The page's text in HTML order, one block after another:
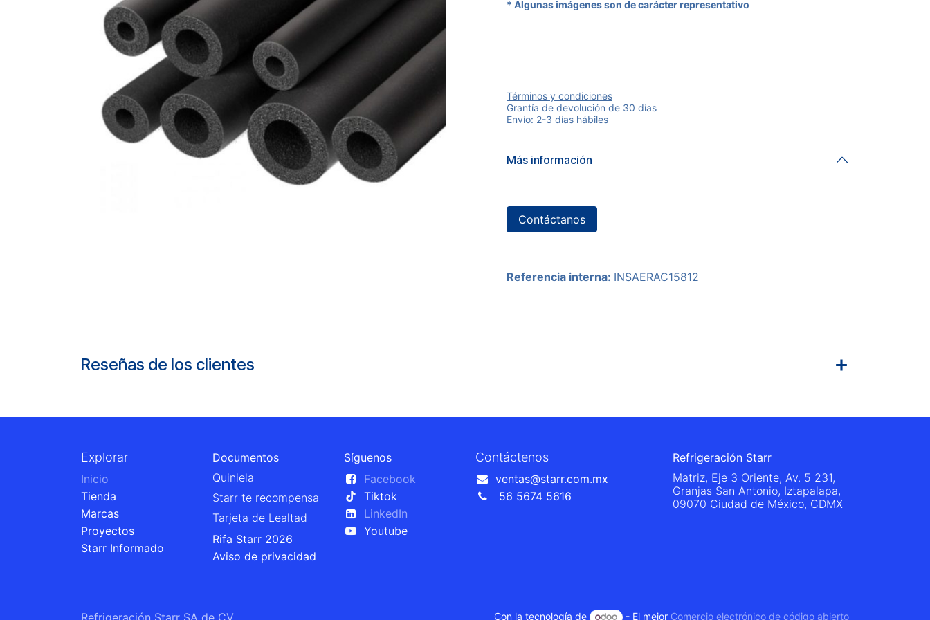
* Algunas imágenes son de carácter representativo
Términos y condiciones
Grantía de devolución de 30 días
Envío: 2-3 días hábiles
Más información
Contáctanos
Referencia interna: INSAERAC15812
Reseñas de los clientes
Explorar
Inicio
Tienda
Marcas
Proyectos
Starr Informado
Documentos
Quiniela
Starr te recompensa
Tarjeta de Lealtad
Rifa Starr 2026
Aviso de privacidad
Síguenos
Facebook
Tiktok
LinkedIn
Youtube
Contáctenos
ventas@starr.com.mx
56 5674 5616
Refrigeración Starr
Matriz, Eje 3 Oriente, Av. 5 231,
Granjas San Antonio, Iztapalapa,
09070 Ciudad de México, CDMX
Con la tecnología de - El mejor Comercio electrónico de código abierto